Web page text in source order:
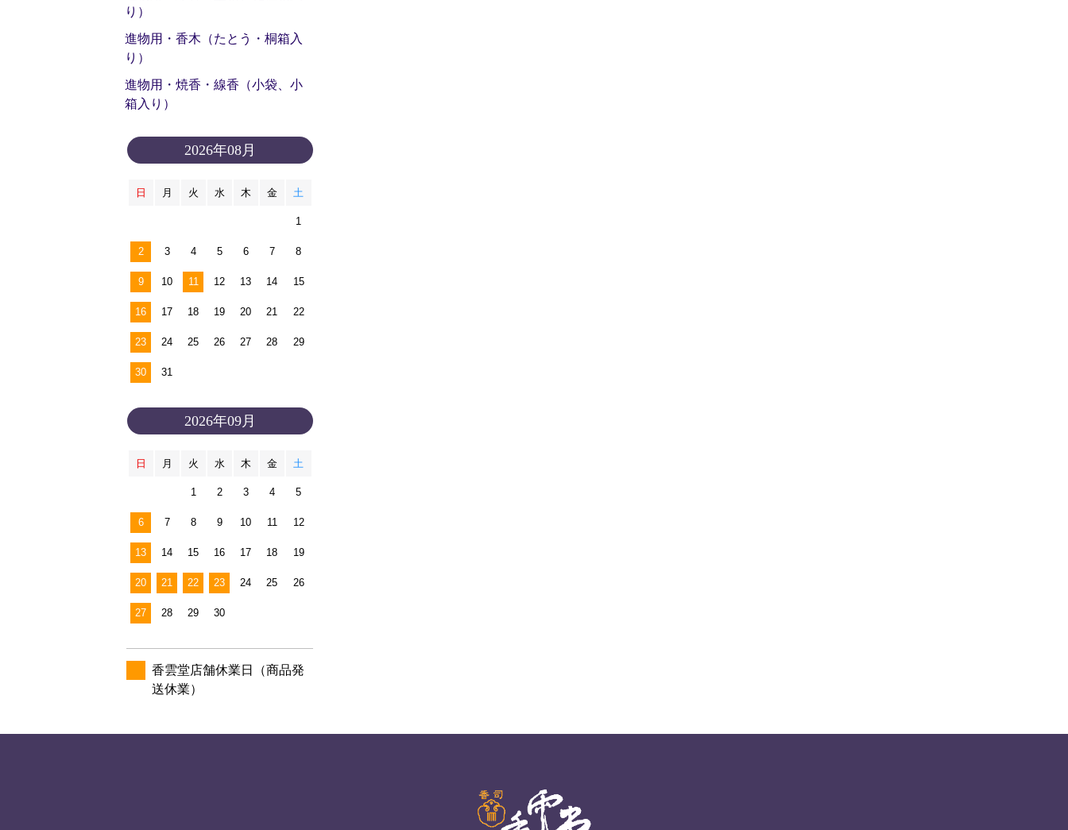
り）
進物用・香木（たとう・桐箱入
り）
進物用・焼香・線香（小袋、小
箱入り）
2026年08月
日 月 火 水 木 金 土
1
2 3 4 5 6 7 8
9 10 11 12 13 14 15
16 17 18 19 20 21 22
23 24 25 26 27 28 29
30 31
2026年09月
日 月 火 水 木 金 土
1 2 3 4 5
6 7 8 9 10 11 12
13 14 15 16 17 18 19
20 21 22 23 24 25 26
27 28 29 30
香雲堂店舗休業日（商品発
送休業）